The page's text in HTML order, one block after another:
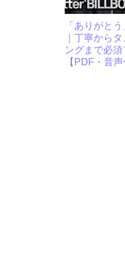
「ありがと
｜丁寧から
ングまで必
【PDF・音声